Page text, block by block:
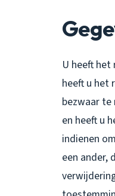
U heeft
heeft u het
bezwaar te
en heeft u
indienen
een ander,